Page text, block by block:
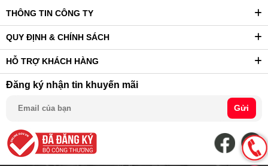
THÔNG TIN CÔNG TY
QUY ĐỊNH & CHÍNH SÁCH
HỖ TRỢ KHÁCH HÀNG
Đăng ký nhận tin khuyến mãi
Gửi